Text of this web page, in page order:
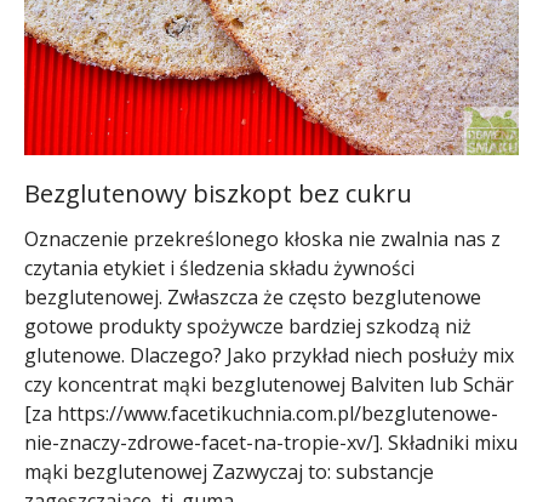
Bezglutenowy biszkopt bez cukru
Oznaczenie przekreślonego kłoska nie zwalnia nas z
czytania etykiet i śledzenia składu żywności
bezglutenowej. Zwłaszcza że często bezglutenowe
gotowe produkty spożywcze bardziej szkodzą niż
glutenowe. Dlaczego? Jako przykład niech posłuży mix
czy koncentrat mąki bezglutenowej Balviten lub Schär
[za https://www.facetikuchnia.com.pl/bezglutenowe-
nie-znaczy-zdrowe-facet-na-tropie-xv/]. Składniki mixu
mąki bezglutenowej Zazwyczaj to: substancje